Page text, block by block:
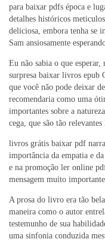
para baixar pdfs época e
detalhes históricos
deliciosa, embora tenha se
Sam ansiosamente
Eu não sabia o que
surpresa baixar livros epub
que você não pode deixar
recomendaria como uma
importantes sobre a
cega, que são tão
livros grátis baixar pdf
importância da empatia e
e na promoção ler online
mensagem muito
A prosa do livro era tão
maneira como o autor
testemunho de sua
uma sinfonia conduzida